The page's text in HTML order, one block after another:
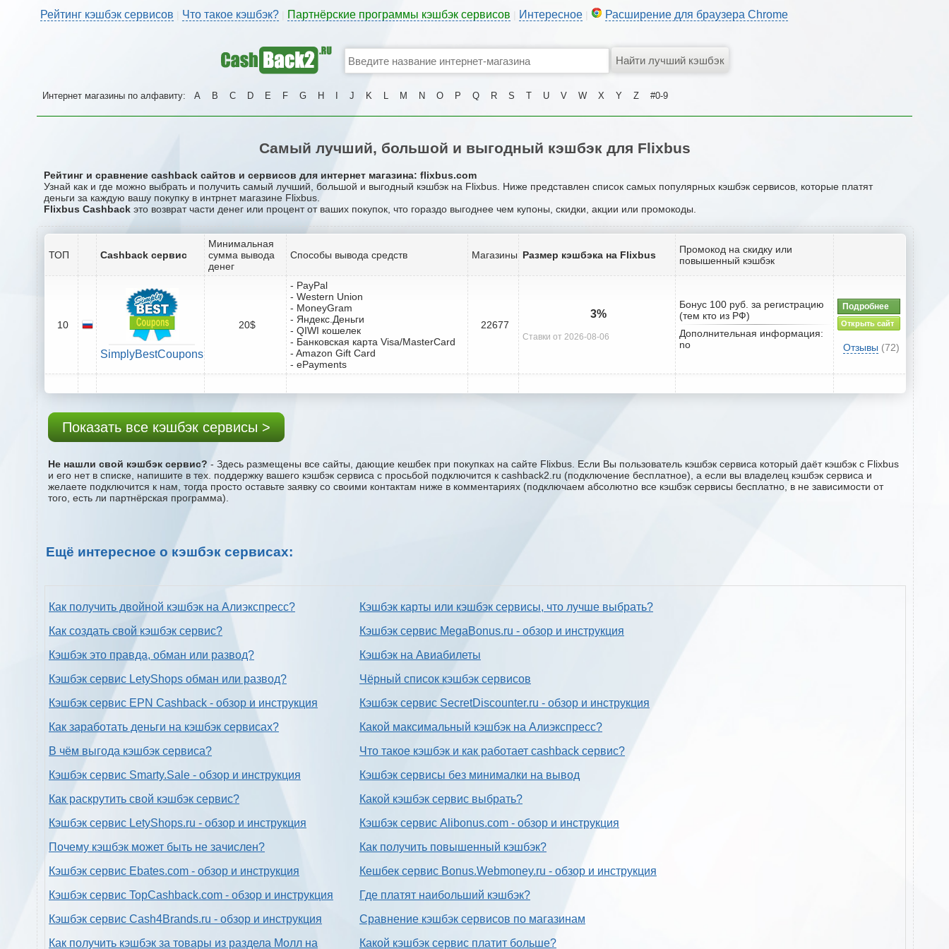
Рейтинг кэшбэк сервисов Что такое кэшбэк? Партнёрские программы кэшбэк сервисов Интересное Расширение для браузера Chrome
Интернет магазины по алфавиту: A B C D E F G H J K L M N O P Q R S T U V W X Y Z #0-9
Самый лучший, большой и выгодный кэшбэк для Flixbus
Рейтинг и сравнение cashback сайтов и сервисов для интернет магазина: flixbus.com
Узнай как и где можно выбрать и получить самый лучший, большой и выгодный кэшбэк на Flixbus. Ниже представлен список самых популярных кэшбэк сервисов, которые платят
деньги за каждую вашу покупку в интрнет магазине Flixbus.
Flixbus Cashback это возврат части денег или процент от ваших покупок, что гораздо выгоднее чем купоны, скидки, акции или промокоды.
ТОП Cashback сервис
Минимальная
сумма вывода
денег
Способы вывода средств Магазины Размер кэшбэка на Flixbus
Промокод на скидку или
повышенный кэшбэк
10
SimplyBestCoupons
20$
- PayPal
- Western Union
- MoneyGram
- Яндекс.Деньги
- QIWI кошелек
- Банковская карта Visa/MasterCard
- Amazon Gift Card
- ePayments
22677
3%
Ставки от 2026-08-06
Бонус 100 руб. за регистрацию
(тем кто из РФ)
Дополнительная информация:
no
Подробнее
Открыть сайт
Отзывы (72)
Показать все кэшбэк сервисы >
Не нашли свой кэшбэк сервис? - Здесь размещены все сайты, дающие кешбек при покупках на сайте Flixbus. Если Вы пользователь кэшбэк сервиса который даёт кэшбэк с Flixbus
и его нет в списке, напишите в тех. поддержку вашего кэшбэк сервиса с проcьбой подключится к cashback2.ru (подключение бесплатное), а если вы владелец кэшбэк сервиса и
желаете подключится к нам, тогда просто оставьте заявку со своими контактам ниже в комментариях (подключаем абсолютно все кэшбэк сервисы бесплатно, в не зависимости от
того, есть ли партнёрская программа).
Ещё интересное о кэшбэк сервисах:
Как получить двойной кэшбэк на Алиэкспресс?
Как создать свой кэшбэк сервис?
Кэшбэк это правда, обман или развод?
Кэшбэк сервис LetyShops обман или развод?
Кэшбэк сервис EPN Cashback - обзор и инструкция
Как заработать деньги на кэшбэк сервисах?
В чём выгода кэшбэк сервиса?
Кэшбэк сервис Smarty.Sale - обзор и инструкция
Как раскрутить свой кэшбэк сервис?
Кэшбэк сервис LetyShops.ru - обзор и инструкция
Почему кэшбэк может быть не зачислен?
Кэшбэк сервис Ebates.com - обзор и инструкция
Кэшбэк сервис TopCashback.com - обзор и инструкция
Кэшбэк сервис Cash4Brands.ru - обзор и инструкция
Как получить кэшбэк за товары из раздела Молл на
Кэшбэк карты или кэшбэк сервисы, что лучше выбрать?
Кэшбэк сервис MegaBonus.ru - обзор и инструкция
Кэшбэк на Авиабилеты
Чёрный список кэшбэк сервисов
Кэшбэк сервис SecretDiscounter.ru - обзор и инструкция
Какой максимальный кэшбэк на Алиэкспресс?
Что такое кэшбэк и как работает cashback сервис?
Кэшбэк сервисы без минималки на вывод
Какой кэшбэк сервис выбрать?
Кэшбэк сервис Alibonus.com - обзор и инструкция
Как получить повышенный кэшбэк?
Кешбек сервис Bonus.Webmoney.ru - обзор и инструкция
Где платят наибольший кэшбэк?
Сравнение кэшбэк сервисов по магазинам
Какой кэшбэк сервис платит больше?